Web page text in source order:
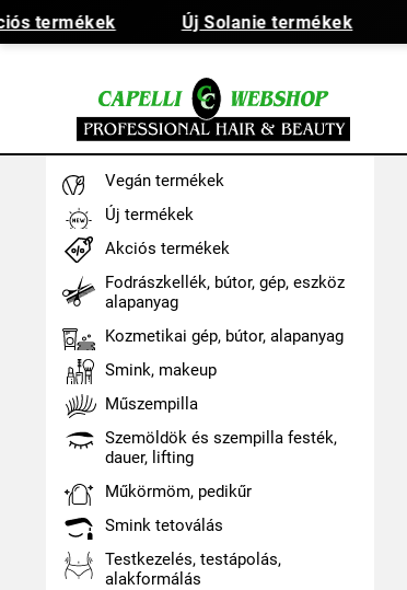
termékek Új Solanie termékek
Vegán termékek
Új termékek
Akciós termékek
Fodrászkellék, bútor, gép, eszköz
alapanyag
Kozmetikai gép, bútor, alapanyag
Smink, makeup
Műszempilla
Szemöldök és szempilla festék,
dauer, lifting
Műkörmöm, pedikűr
Smink tetoválás
Testkezelés, testápolás,
alakformálás